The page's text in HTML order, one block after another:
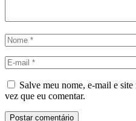
Salve meu nome, e-mail e
vez que eu comentar.